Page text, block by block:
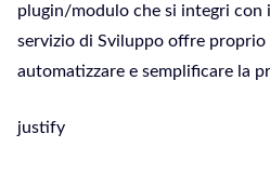
plugin/modulo che si integri con
servizio di Sviluppo offre
automatizzare e semplificare la
justify